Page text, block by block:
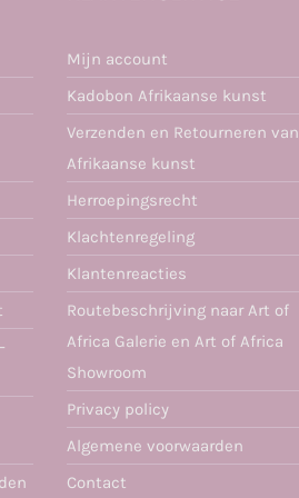
Mijn account
Kadobon Afrikaanse kunst
Verzenden en Retourneren van
Afrikaanse kunst
Herroepingsrecht
Klachtenregeling
Klantenreacties
Routebeschrijving naar Art of
Africa Galerie en Art of Africa
Showroom
Privacy policy
Algemene voorwaarden
Contact